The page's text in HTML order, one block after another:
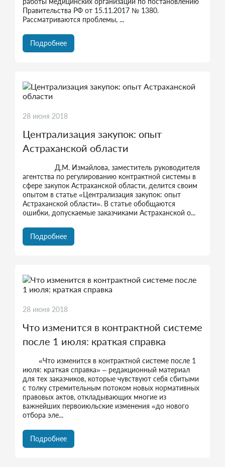
Правительства РФ от 15.11.2017 № 1380.
Рассматриваются проблемы, ...
Подробнее
28 июня 2018
Централизация закупок: опыт
Астраханской области
Д.М. Измайлова, заместитель руководителя
агентства по регулированию контрактной системы в
сфере закупок Астраханской области, делится своим
опытом в статье «Централизация закупок: опыт
Астраханской области». В статье обобщаются
ошибки, допускаемые заказчиками Астраханской о...
Подробнее
28 июня 2018
Что изменится в контрактной системе
после 1 июля: краткая справка
«Что изменится в контрактной системе после 1
июля: краткая справка» – редакционный материал
для тех заказчиков, которые чувствуют себя сбитыми
с толку стремительным потоком новых нормативных
правовых актов, откладывающих многие из
важнейших первоиюльские изменения «до нового
отбора эле...
Подробнее